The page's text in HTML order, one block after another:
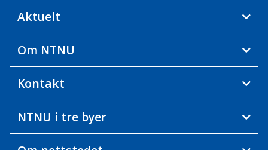
Aktuelt
Om NTNU
Kontakt
NTNU i tre byer